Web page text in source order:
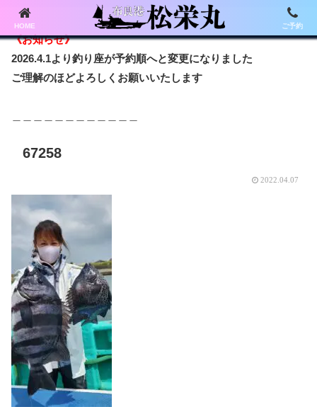
《お知らせ》
2026.4.1より釣り座が予約順へと変更になりました
ご理解のほどよろしくお願いいたします
67258
2022.04.07
HOME ご予約